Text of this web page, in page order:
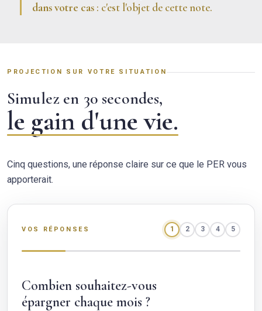
dans votre cas : c'est l'objet de cette note.
PROJECTION SUR VOTRE SITUATION
Simulez en 30 secondes,
le gain d'une vie.
Cinq questions, une réponse claire sur ce que le PER vous
apporterait.
VOS RÉPONSES 1 2 3 4 5
Combien souhaitez-vous
épargner chaque mois ?